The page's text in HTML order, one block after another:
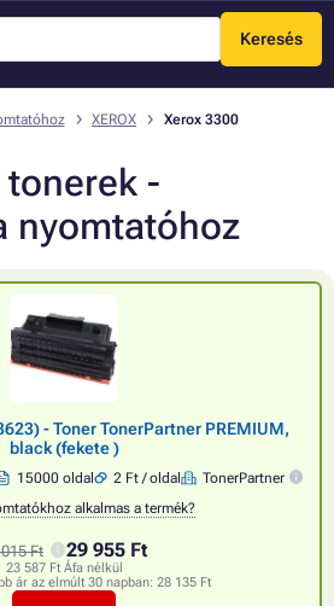
Keresés
Menü
XEROX Xerox 3300
-
nyomtatóhoz
- Toner TonerPartner PREMIUM,
black (fekete )
15000 oldal 2 Ft / oldal
TonerPartner
alkalmas a termék?
Ft 29 955 Ft
23 587 Ft Áfa nélkül
ár az elmúlt 30 napban: 28 135 Ft